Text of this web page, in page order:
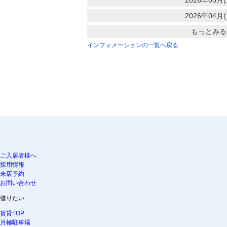
2026年04月
もっとみる
インフォメーションの一覧へ戻る
ご入居者様へ
採用情報
来店予約
お問い合わせ
借りたい
賃貸TOP
月極駐車場